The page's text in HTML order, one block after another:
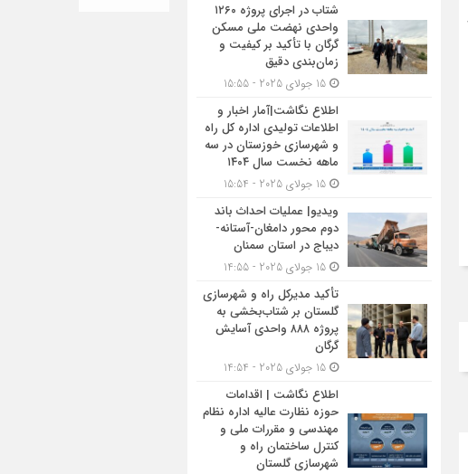
شتاب در اجرای پروژه ۱۲۶۰
واحدی نهضت ملی مسکن
گرگان با تأکید بر کیفیت و
زمان‌بندی دقیق
اطلاع نگاشت|آمار اخبار و
اطلاعات تولیدی اداره کل راه
و شهرسازی خوزستان در سه
ماهه نخست سال ۱۴۰۴
ویدیو| عملیات احداث باند
دوم محور دامغان-آستانه-
دیباج در استان سمنان
تأکید مدیرکل راه و شهرسازی
گلستان بر شتاب‌بخشی به
پروژه ۸۸۸ واحدی آسایش
گرگان
اطلاع نگاشت | اقدامات
حوزه نظارت عالیه اداره نظام
مهندسی و مقررات ملی و
کنترل ساختمان راه و
شهرسازی گلستان